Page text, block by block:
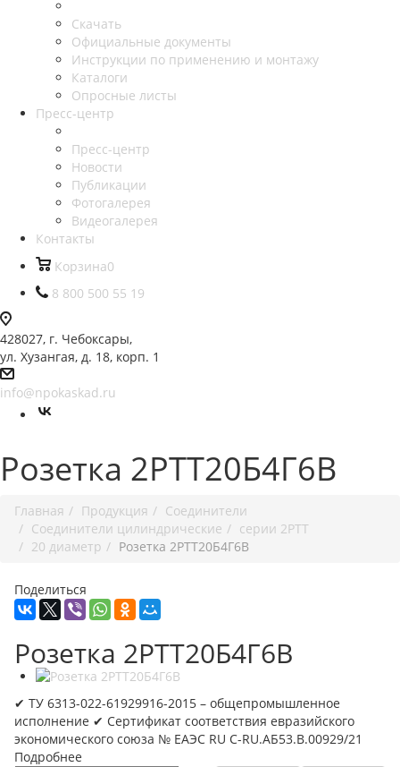
Скачать
Официальные документы
Инструкции по применению и монтажу
Каталоги
Опросные листы
Пресс-центр
Пресс-центр
Новости
Публикации
Фотогалерея
Видеогалерея
Контакты
Корзина0
8 800 500 55 19
428027, г. Чебоксары,
ул. Хузангая, д. 18, корп. 1
info@npokaskad.ru
Розетка 2РТТ20Б4Г6В
Главная Продукция
Соединители
Соединители цилиндрические
серии 2РТТ
20 диаметр
Розетка 2РТТ20Б4Г6В
Поделиться
Розетка 2РТТ20Б4Г6В
✔ ТУ 6313-022-61929916-2015 – общепромышленное
исполнение ✔ Сертификат соответствия евразийского
экономического союза № ЕАЭС RU C-RU.АБ53.В.00929/21
Подробнее